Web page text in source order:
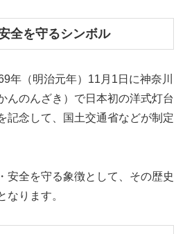
全を守るシンボル
年（明治元年）11月1日に神奈川
んのんざき）で日本初の洋式灯台
記念して、国土交通省などが制定
安全を守る象徴として、その歴史
なります。